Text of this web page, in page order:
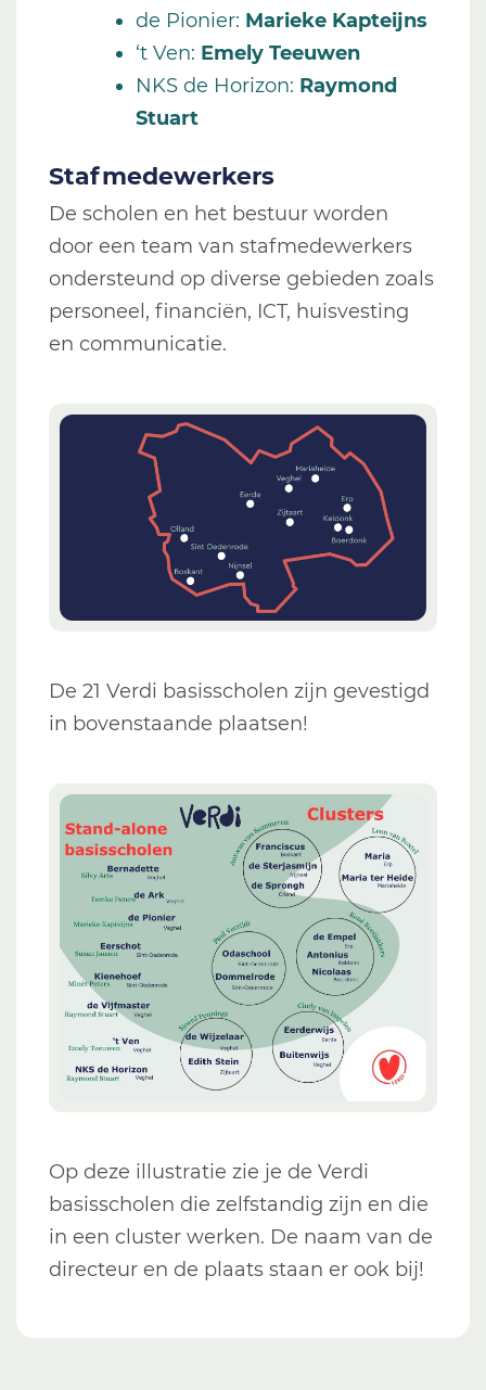
de Pionier: Marieke Kapteijns
‘t Ven: Emely Teeuwen
NKS de Horizon: Raymond
Stuart
Stafmedewerkers
De scholen en het bestuur worden
door een team van stafmedewerkers
ondersteund op diverse gebieden zoals
personeel, financiën, ICT, huisvesting
en communicatie.
De 21 Verdi basisscholen zijn gevestigd
in bovenstaande plaatsen!
Op deze illustratie zie je de Verdi
basisscholen die zelfstandig zijn en die
in een cluster werken. De naam van de
directeur en de plaats staan er ook bij!